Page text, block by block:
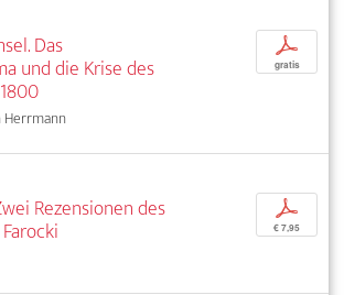
Das
und die Krise des
Herrmann
p
gratis
Rezensionen des
p
€ 7,95